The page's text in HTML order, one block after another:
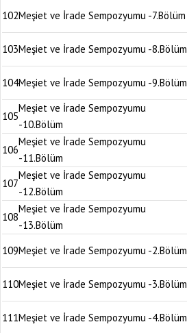
102Meşiet ve İrade Sempozyumu -7.Bölüm
103Meşiet ve İrade Sempozyumu -8.Bölüm
104Meşiet ve İrade Sempozyumu -9.Bölüm
105
Meşiet ve İrade Sempozyumu
-10.Bölüm
106
Meşiet ve İrade Sempozyumu
-11.Bölüm
107
Meşiet ve İrade Sempozyumu
-12.Bölüm
108
Meşiet ve İrade Sempozyumu
-13.Bölüm
109Meşiet ve İrade Sempozyumu -2.Bölüm
110Meşiet ve İrade Sempozyumu -3.Bölüm
111Meşiet ve İrade Sempozyumu -4.Bölüm